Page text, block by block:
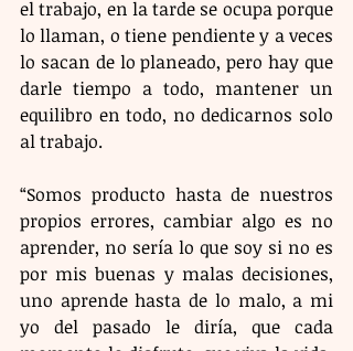
el trabajo, en la tarde se ocupa porque
lo llaman, o tiene pendiente y a veces
lo sacan de lo planeado, pero hay que
darle tiempo a todo, mantener un
equilibro en todo, no dedicarnos solo
al trabajo.
“Somos producto hasta de nuestros
propios errores, cambiar algo es no
aprender, no sería lo que soy si no es
por mis buenas y malas decisiones,
uno aprende hasta de lo malo, a mi
yo del pasado le diría, que cada